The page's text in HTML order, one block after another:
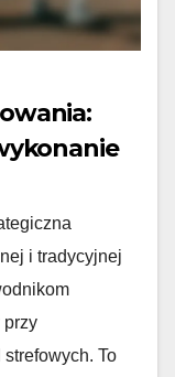
i tradycyjnej
przy
To